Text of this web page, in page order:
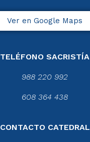
Ver en Google Maps
TELÉFONO SACRISTÍA
988 220 992
608 364 438
CONTACTO CATEDRAL